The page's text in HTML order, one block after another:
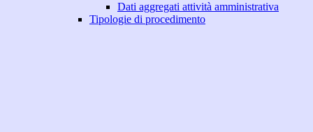
Dati aggregati attività amministrativa
Tipologie di procedimento